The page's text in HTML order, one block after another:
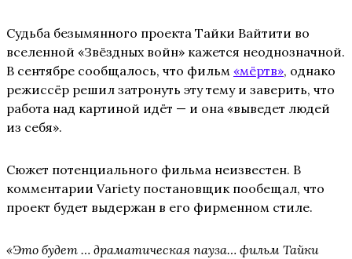
Судьба безымянного проекта Тайки Вайтити во
вселенной «Звёздных войн» кажется неоднозначной.
В сентябре сообщалось, что фильм «мёртв», однако
режиссёр решил затронуть эту тему и заверить, что
работа над картиной идёт — и она «выведет людей
из себя».
Сюжет потенциального фильма неизвестен. В
комментарии Variety постановщик пообещал, что
проект будет выдержан в его фирменном стиле.
«Это будет … драматическая пауза… фильм Тайки